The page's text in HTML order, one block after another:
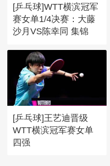
[乒乓球]WTT横滨冠军
赛女单1/4决赛：大藤
沙月VS陈幸同 集锦
[乒乓球]王艺迪晋级
WTT横滨冠军赛女单
四强